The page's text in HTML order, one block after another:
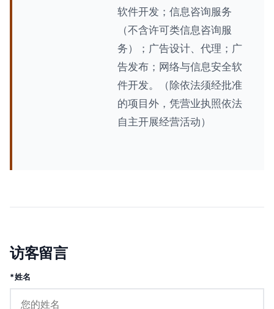
软件开发；信息咨询服务
（不含许可类信息咨询服
务）；广告设计、代理；广
告发布；网络与信息安全软
件开发。（除依法须经批准
的项目外，凭营业执照依法
自主开展经营活动）
访客留言
*姓名